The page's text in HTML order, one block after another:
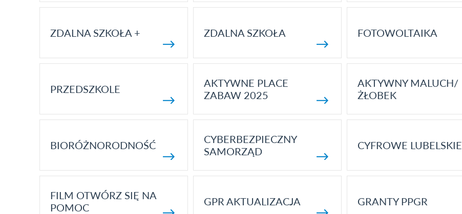
ZDALNA SZKOŁA + ZDALNA SZKOŁA FOTOWOLTAIKA
PRZEDSZKOLE
AKTYWNE PLACE
ZABAW 2025
AKTYWNY MALUCH/
ŻŁOBEK
BIORÓŻNORODNOŚĆ
CYBERBEZPIECZNY
SAMORZĄD
CYFROWE LUBELSKIE
FILM OTWÓRZ SIĘ NA
POMOC
GPR AKTUALIZACJA GRANTY PPGR